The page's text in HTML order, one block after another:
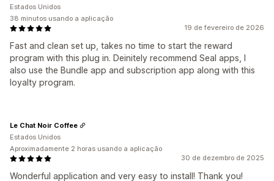
19 de fevereiro de 2026
Fast and clean set up, takes no time to start the reward
program with this plug in. Deinitely recommend Seal apps, I
also use the Bundle app and subscription app along with this
loyalty program.
Estados Unidos
38 minutos usando a aplicação
30 de dezembro de 2025
Wonderful application and very easy to install! Thank you!
Le Chat Noir Coffee
Estados Unidos
Aproximadamente 2 horas usando a aplicação